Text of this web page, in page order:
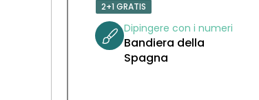
2+1 GRATIS
Dipingere con i numeri
Bandiera della
Spagna